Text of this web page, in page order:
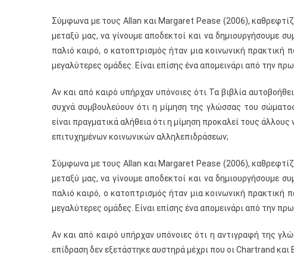
Σύμφωνα με τους Allan και Margaret Pease (2006),
μεταξύ μας, να γίνουμε αποδεκτοί και να δημιουργήσουμε
παλιό καιρό, ο κατοπτρισμός ήταν μια κοινωνική πρακτική
μεγαλύτερες ομάδες. Είναι επίσης ένα απομεινάρι από την
Αν και από καιρό υπήρχαν υπόνοιες ότι Τα βιβλία
συχνά συμβουλεύουν ότι η μίμηση της γλώσσας του
είναι πραγματικά αλήθεια ότι η μίμηση προκαλεί τους
επιτυχημένων κοινωνικών αλληλεπιδράσεων;
Σύμφωνα με τους Allan και Margaret Pease (2006),
μεταξύ μας, να γίνουμε αποδεκτοί και να δημιουργήσουμε
παλιό καιρό, ο κατοπτρισμός ήταν μια κοινωνική πρακτική
μεγαλύτερες ομάδες. Είναι επίσης ένα απομεινάρι από την
Αν και από καιρό υπήρχαν υπόνοιες ότι η αντιγραφή της
επίδραση δεν εξετάστηκε αυστηρά μέχρι που οι Chartrand